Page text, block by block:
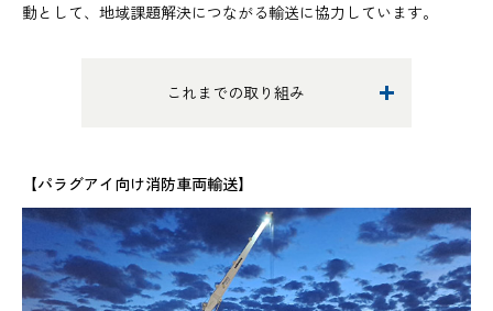
動として、地域課題解決につながる輸送に協力しています。
これまでの取り組み
【パラグアイ向け消防車両輸送】